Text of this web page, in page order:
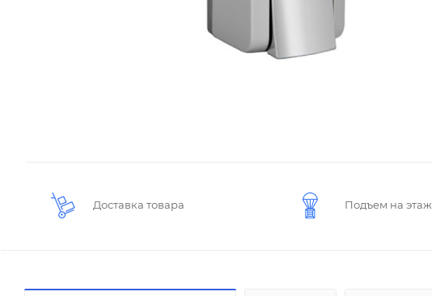
Доставка товара Подъем на этаж